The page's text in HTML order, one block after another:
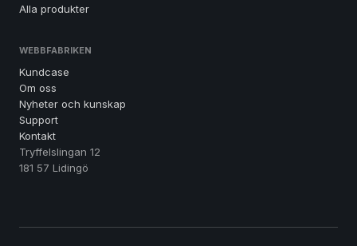
Alla produkter
WEBBFABRIKEN
Kundcase
Om oss
Nyheter och kunskap
Support
Kontakt
Tryffelslingan 12
181 57 Lidingö